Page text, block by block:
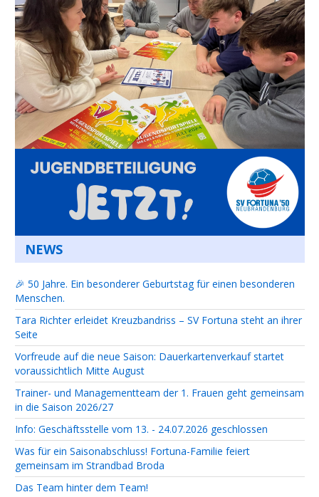
NEWS
🎉 50 Jahre. Ein besonderer Geburtstag für einen besonderen
Menschen.
Tara Richter erleidet Kreuzbandriss – SV Fortuna steht an ihrer
Seite
Vorfreude auf die neue Saison: Dauerkartenverkauf startet
voraussichtlich Mitte August
Trainer- und Managementteam der 1. Frauen geht gemeinsam
in die Saison 2026/27
Info: Geschäftsstelle vom 13. - 24.07.2026 geschlossen
Was für ein Saisonabschluss! Fortuna-Familie feiert
gemeinsam im Strandbad Broda
Das Team hinter dem Team!